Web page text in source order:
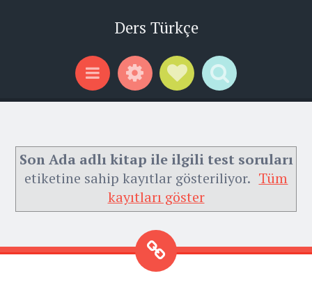
Ders Türkçe
Menu WidgetsSocial Links
Search
Son Ada adlı kitap ile ilgili test soruları
etiketine sahip kayıtlar gösteriliyor. Tüm
kayıtları göster